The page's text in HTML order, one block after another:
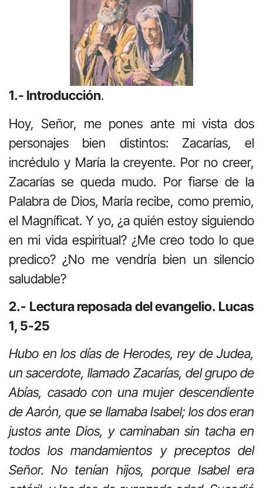
1.- Introducción.
Hoy, Señor, me pones ante mi vista dos
personajes bien distintos: Zacarías, el
incrédulo y María la creyente. Por no creer,
Zacarías se queda mudo. Por fiarse de la
Palabra de Dios, María recibe, como premio,
el Magníficat. Y yo, ¿a quién estoy siguiendo
en mi vida espiritual? ¿Me creo todo lo que
predico? ¿No me vendría bien un silencio
saludable?
2.- Lectura reposada del evangelio. Lucas
1, 5-25
Hubo en los días de Herodes, rey de Judea,
un sacerdote, llamado Zacarías, del grupo de
Abías, casado con una mujer descendiente
de Aarón, que se llamaba Isabel; los dos eran
justos ante Dios, y caminaban sin tacha en
todos los mandamientos y preceptos del
Señor. No tenían hijos, porque Isabel era